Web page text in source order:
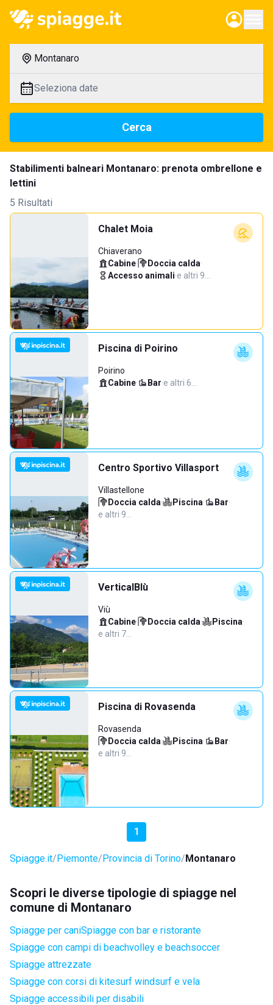
Montanaro
Seleziona date
Cerca
Stabilimenti balneari Montanaro: prenota ombrellone e
lettini
5 Risultati
Chalet Moia
Chiaverano
Cabine· Doccia calda·
Accesso animali·e altri 9…
Piscina di Poirino
Poirino
Cabine· Bar·e altri 6…
Centro Sportivo Villasport
Villastellone
Doccia calda· Piscina· Bar·
e altri 9…
VerticalBlù
Viù
Cabine· Doccia calda· Piscina·
e altri 7…
Piscina di Rovasenda
Rovasenda
Doccia calda· Piscina· Bar·
e altri 9…
1
Spiagge.it Piemonte Provincia di Torino Montanaro
Scopri le diverse tipologie di spiagge nel
comune di Montanaro
Spiagge per caniSpiagge con bar e ristorante
Spiagge con campi di beachvolley e beachsoccer
Spiagge attrezzate
Spiagge con corsi di kitesurf windsurf e vela
Spiagge accessibili per disabili